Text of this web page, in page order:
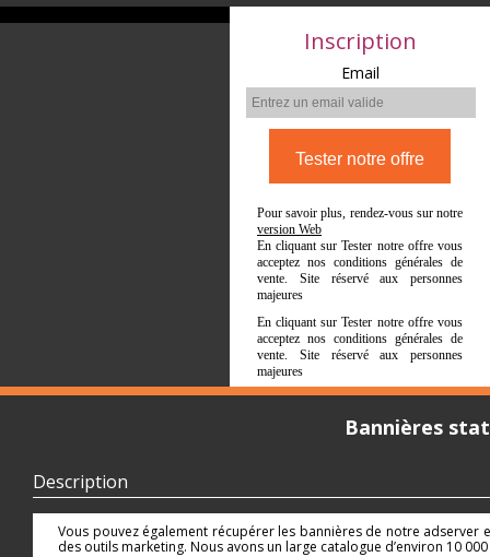
Inscription
Email
Pour savoir plus, rendez-vous sur notre
version Web
En cliquant sur Tester notre offre vous
acceptez nos conditions générales de
vente. Site réservé aux personnes
majeures
En cliquant sur Tester notre offre vous
acceptez nos conditions générales de
vente. Site réservé aux personnes
majeures
Bannières
Description
Vous pouvez également récupérer les bannières de notre adserver
des outils marketing. Nous avons un large catalogue d’environ 10